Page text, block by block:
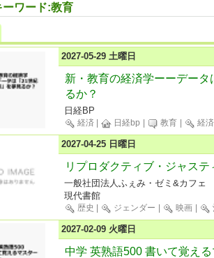
ーワード:教育
2027-05-29 土曜日
新・教育の経済学ーーデー
るか？
日経BP
経済 日経bp 教育 経
2027-04-25 日曜日
リプロダクティブ・ジャステ
一般社団法人ふぇみ・ゼミ&カフェ
現代書館
歴史 ジェンダー 映画
2027-02-09 火曜日
中学 英熟語500 書いて覚え